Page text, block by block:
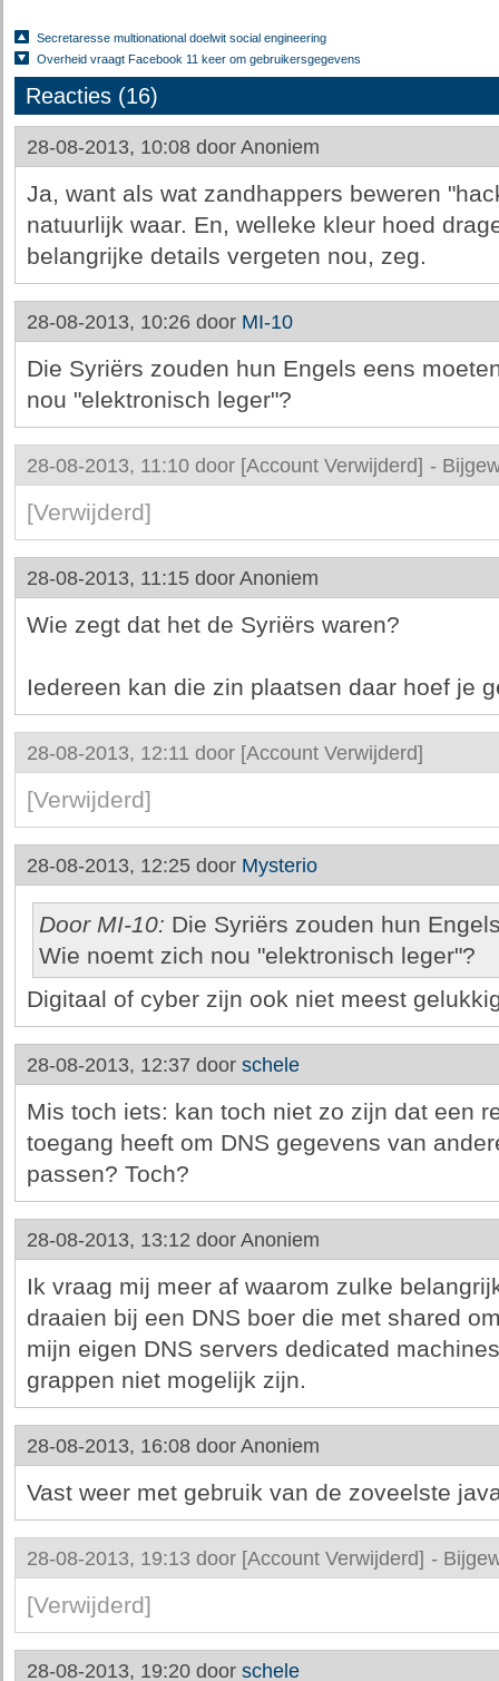
Secretaresse multionational doelwit social engineering
Overheid vraagt Facebook 11 keer om gebruikersgegevens
Reacties (16)
28-08-2013, 10:08 door Anoniem
Ja, want als wat zandhappers beweren
natuurlijk waar. En, welleke kleur hoed
belangrijke details vergeten nou, zeg.
28-08-2013, 10:26 door MI-10
Die Syriërs zouden hun Engels eens
nou "elektronisch leger"?
28-08-2013, 11:10 door [Account Verwijderd] -
[Verwijderd]
28-08-2013, 11:15 door Anoniem
Wie zegt dat het de Syriërs waren?
Iedereen kan die zin plaatsen daar hoef je
28-08-2013, 12:11 door [Account Verwijderd]
[Verwijderd]
28-08-2013, 12:25 door Mysterio
Door MI-10: Die Syriërs zouden hun
Wie noemt zich nou "elektronisch leger"?
Digitaal of cyber zijn ook niet meest
28-08-2013, 12:37 door schele
Mis toch iets: kan toch niet zo zijn dat een
toegang heeft om DNS gegevens van
passen? Toch?
28-08-2013, 13:12 door Anoniem
Ik vraag mij meer af waarom zulke
draaien bij een DNS boer die met shared
mijn eigen DNS servers dedicated
grappen niet mogelijk zijn.
28-08-2013, 16:08 door Anoniem
Vast weer met gebruik van de zoveelste
28-08-2013, 19:13 door [Account Verwijderd] -
[Verwijderd]
28-08-2013, 19:20 door schele